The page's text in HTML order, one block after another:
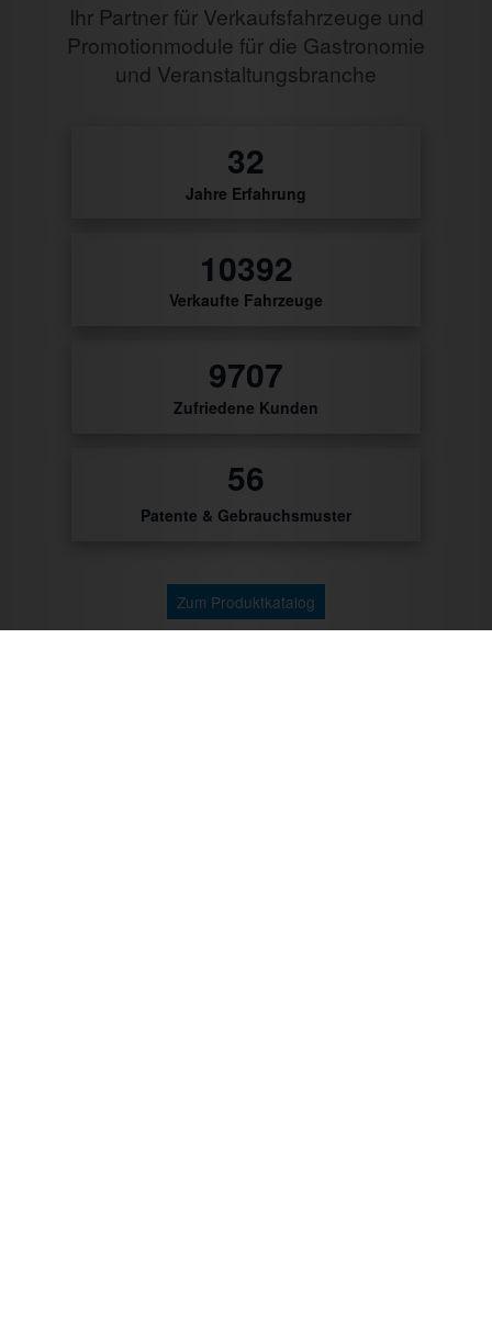
Ihr Partner für Verkaufsfahrzeuge und
Promotionmodule für die Gastronomie
und Veranstaltungsbranche
0
Jahre Erfahrung
53
Verkaufte Fahrzeuge
49
Zufriedene Kunden
0
Patente & Gebrauchsmuster
Zum Produktkatalog